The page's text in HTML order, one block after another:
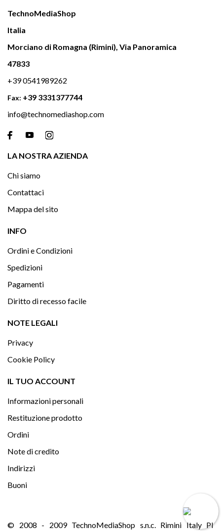
TechnoMediaShop
Italia
Morciano di Romagna (Rimini), Via Panoramica
47833
+39 0541989262
Fax: +39 3331377744
info@technomediashop.com
LA NOSTRA AZIENDA
Chi siamo
Contattaci
Mappa del sito
INFO
Ordini e Condizioni
Spedizioni
Pagamenti
Diritto di recesso facile
NOTE LEGALI
Privacy
Cookie Policy
IL TUO ACCOUNT
Informazioni personali
Restituzione prodotto
Ordini
Note di credito
Indirizzi
Buoni
© 2008 - 2009 TechnoMediaShop s.n.c. Rimini Italy PI